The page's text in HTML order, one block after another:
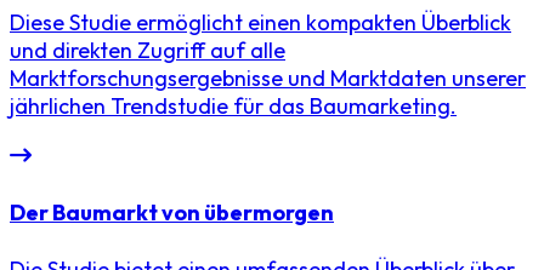
Diese Studie ermöglicht einen kompakten Überblick
und direkten Zugriff auf alle
Marktforschungsergebnisse und Marktdaten unserer
jährlichen Trendstudie für das Baumarketing.
Der Baumarkt von übermorgen